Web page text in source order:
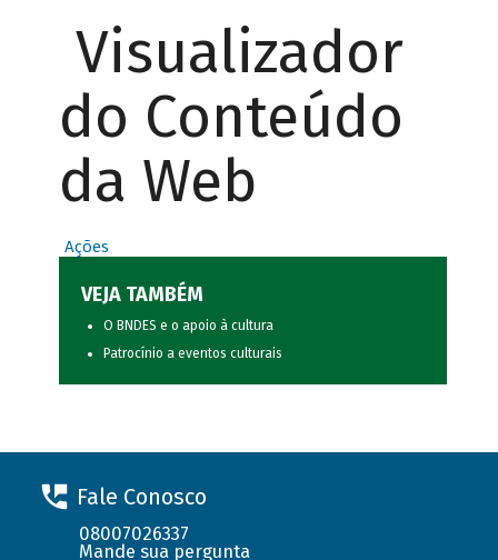
Visualizador
do Conteúdo
da Web
Ações
VEJA TAMBÉM
O BNDES e o apoio à cultura
Patrocínio a eventos culturais
Fale Conosco
08007026337
Mande sua pergunta